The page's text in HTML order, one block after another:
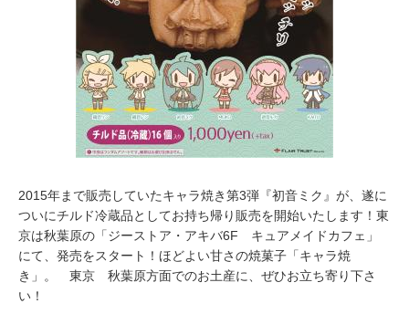
2015年まで販売していたキャラ焼き第3弾『初音ミク』が、遂に
ついにチルド冷蔵品としてお持ち帰り販売を開始いたします！東
京は秋葉原の「ジーストア・アキバ6F キュアメイドカフェ」
にて、発売をスタート！ほどよい甘さの焼菓子「キャラ焼
き」。 東京 秋葉原方面でのお土産に、ぜひお立ち寄り下さ
い！